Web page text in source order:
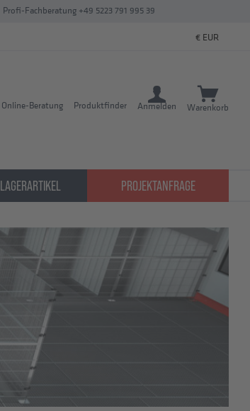
Profi-Fachberatung +49 5223 791 995 39
Warenkorb
Anmelden
Produktfinder
Online-Beratung
LAGERARTIKEL PROJEKTANFRAGE